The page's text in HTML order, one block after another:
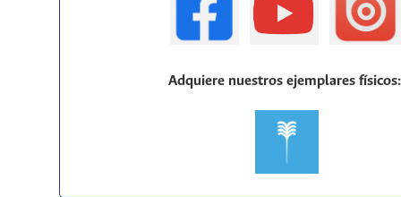
Adquiere nuestros ejemplares